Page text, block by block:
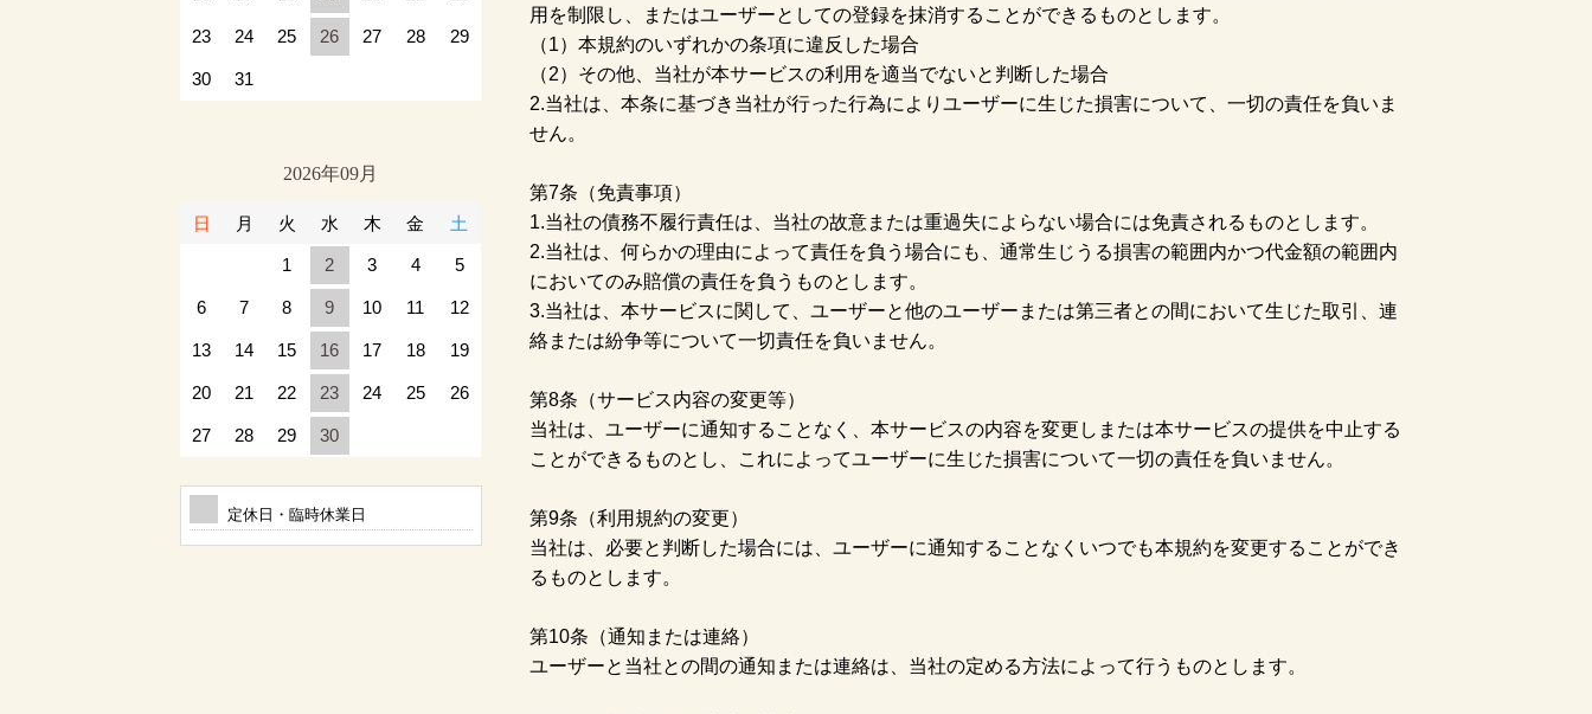
用を制限し、またはユーザーとしての登録を抹消することができるものとします。
（1）本規約のいずれかの条項に違反した場合
（2）その他、当社が本サービスの利用を適当でないと判断した場合
2.当社は、本条に基づき当社が行った行為によりユーザーに生じた損害について、一切の責任を負いま
せん。
第7条（免責事項）
1.当社の債務不履行責任は、当社の故意または重過失によらない場合には免責されるものとします。
2.当社は、何らかの理由によって責任を負う場合にも、通常生じうる損害の範囲内かつ代金額の範囲内
においてのみ賠償の責任を負うものとします。
3.当社は、本サービスに関して、ユーザーと他のユーザーまたは第三者との間において生じた取引、連
絡または紛争等について一切責任を負いません。
第8条（サービス内容の変更等）
当社は、ユーザーに通知することなく、本サービスの内容を変更しまたは本サービスの提供を中止する
ことができるものとし、これによってユーザーに生じた損害について一切の責任を負いません。
第9条（利用規約の変更）
当社は、必要と判断した場合には、ユーザーに通知することなくいつでも本規約を変更することができ
るものとします。
第10条（通知または連絡）
ユーザーと当社との間の通知または連絡は、当社の定める方法によって行うものとします。
23 24 25 26 27 28 29
30 31
2026年09月
日 月 火 水 木 金 土
1 2 3 4 5
6 7 8 9 10 11 12
13 14 15 16 17 18 19
20 21 22 23 24 25 26
27 28 29 30
定休日・臨時休業日